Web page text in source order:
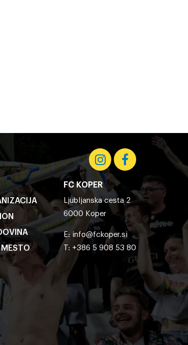
MESTO
FC KOPER
Ljubljanska cesta 2
6000 Koper
E: info@fckoper.si
T: +386 5 908 53 80